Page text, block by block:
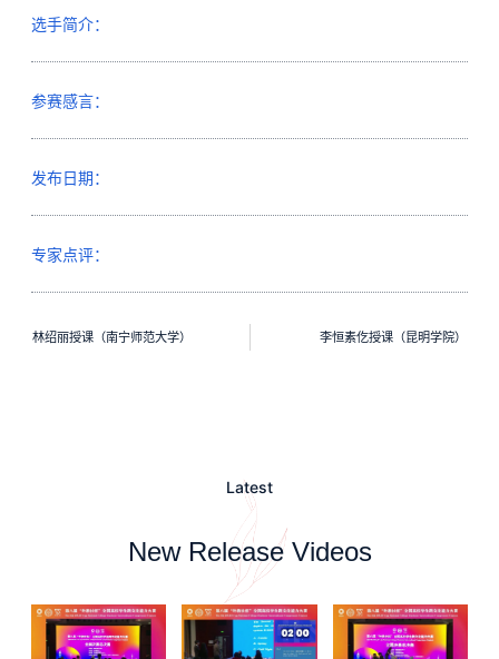
选手简介：
参赛感言：
发布日期：
专家点评：
林绍丽授课（南宁师范大学） 李恒素仡授课（昆明学院）
Latest
New Release Videos